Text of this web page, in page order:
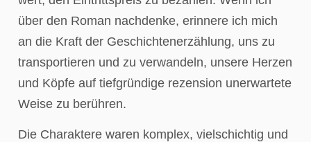
über den Roman nachdenke, erinnere ich mich
an die Kraft der Geschichtenerzählung, uns zu
transportieren und zu verwandeln, unsere Herzen
und Köpfe auf tiefgründige rezension unerwartete
Weise zu berühren.
Die Charaktere waren komplex, vielschichtig und